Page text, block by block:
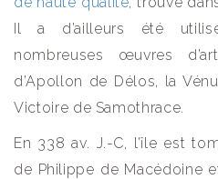
Il a d’ailleurs été
nombreuses œuvres
d’Apollon de Délos, la
Victoire de Samothrace.
En 338 av. J.-C, l’île est
de Philippe de Macédoine